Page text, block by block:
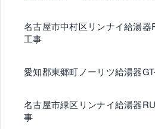
名古屋市中村区リンナイ給湯
工事
愛知郡東郷町ノーリツ給湯器
名古屋市緑区リンナイ給湯器
事